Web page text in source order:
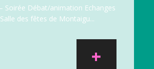
Soirée Débat/animation Echanges
des fêtes de Montaigu...
+